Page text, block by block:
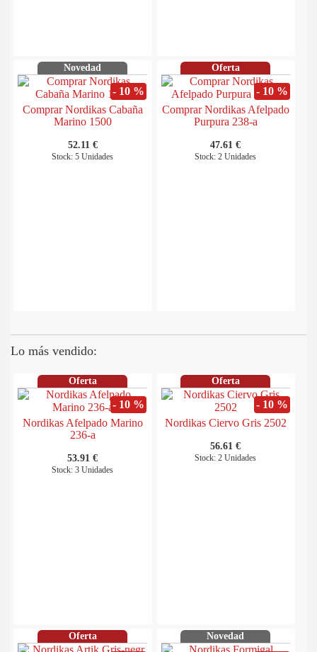
Novedad
- 10 %
Comprar Nordikas Cabaña
Marino 1500
52.11 €
Stock: 5 Unidades
Oferta
- 10 %
Comprar Nordikas Afelpado
Purpura 238-a
47.61 €
Stock: 2 Unidades
Lo más vendido:
Oferta
- 10 %
Nordikas Afelpado Marino
236-a
53.91 €
Stock: 3 Unidades
Oferta
- 10 %
Nordikas Ciervo Gris 2502
56.61 €
Stock: 2 Unidades
Oferta Novedad